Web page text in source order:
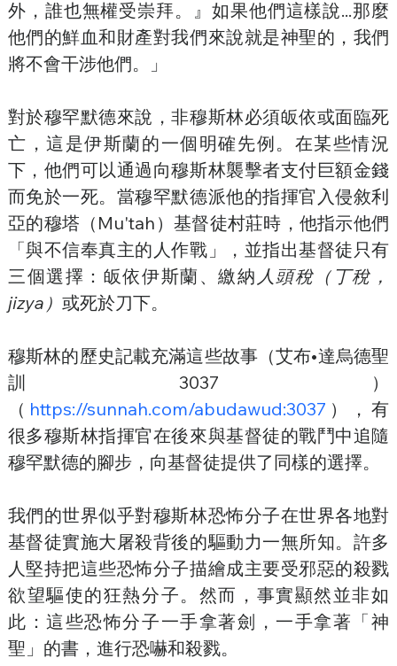
外，誰也無權受崇拜。』如果他們這樣說...那麼
他們的鮮血和財產對我們來說就是神聖的，我們
將不會干涉他們。」
對於穆罕默德來說，非穆斯林必須皈依或面臨死
亡，這是伊斯蘭的一個明確先例。在某些情況
下，他們可以通過向穆斯林襲擊者支付巨額金錢
而免於一死。當穆罕默德派他的指揮官入侵敘利
亞的穆塔（Mu'tah）基督徒村莊時，他指示他們
「與不信奉真主的人作戰」，並指出基督徒只有
三個選擇：皈依伊斯蘭、繳納 人頭稅（丁稅，
jizya） 或死於刀下。
穆斯林的歷史記載充滿這些故事（艾布•達烏德聖
訓3037）
（ https://sunnah.com/abudawud:3037 ），有
很多穆斯林指揮官在後來與基督徒的戰鬥中追隨
穆罕默德的腳步，向基督徒提供了同樣的選擇。
我們的世界似乎對穆斯林恐怖分子在世界各地對
基督徒實施大屠殺背後的驅動力一無所知。許多
人堅持把這些恐怖分子描繪成主要受邪惡的殺戮
欲望驅使的狂熱分子。然而，事實顯然並非如
此：這些恐怖分子一手拿著劍，一手拿著「神
聖」的書，進行恐嚇和殺戮。